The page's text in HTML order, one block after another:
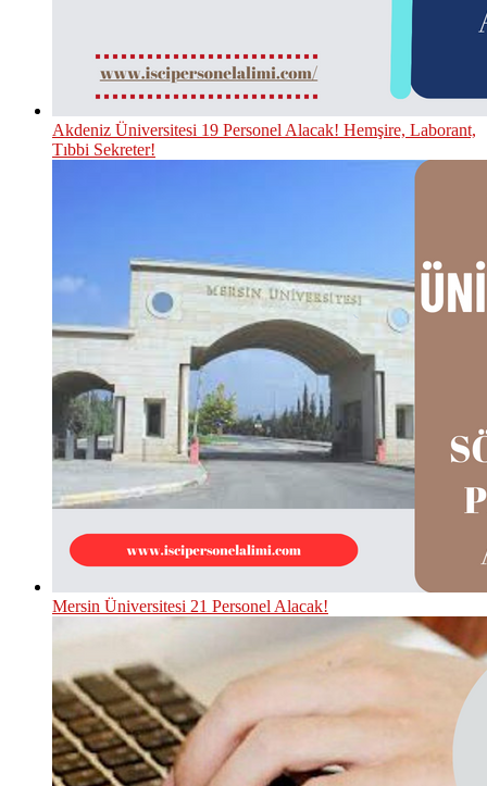
Akdeniz Üniversitesi 19 Personel Alacak! Hemşire, Laborant,
Tıbbi Sekreter!
Mersin Üniversitesi 21 Personel Alacak!